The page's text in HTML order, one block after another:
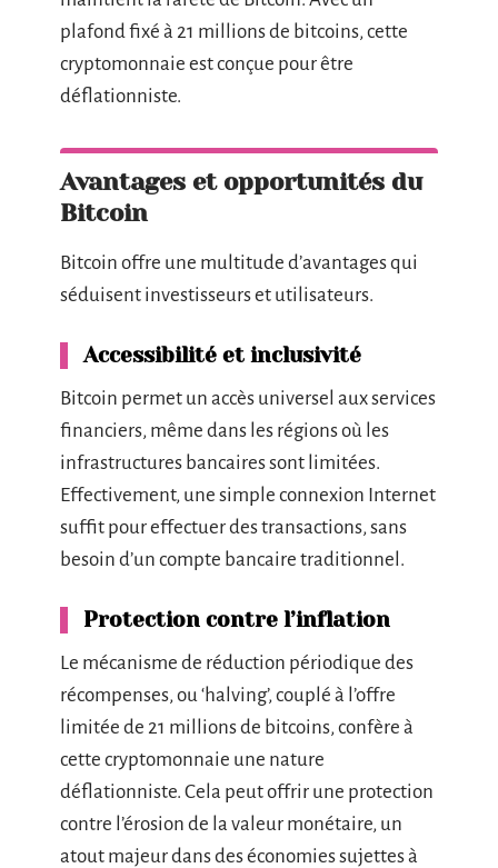
plafond fixé à 21 millions de bitcoins, cette
cryptomonnaie est conçue pour être
déflationniste.
Avantages et opportunités du
Bitcoin
Bitcoin offre une multitude d’avantages qui
séduisent investisseurs et utilisateurs.
Accessibilité et inclusivité
Bitcoin permet un accès universel aux services
financiers, même dans les régions où les
infrastructures bancaires sont limitées.
Effectivement, une simple connexion Internet
suffit pour effectuer des transactions, sans
besoin d’un compte bancaire traditionnel.
Protection contre l’inflation
Le mécanisme de réduction périodique des
récompenses, ou ‘halving’, couplé à l’offre
limitée de 21 millions de bitcoins, confère à
cette cryptomonnaie une nature
déflationniste. Cela peut offrir une protection
contre l’érosion de la valeur monétaire, un
atout majeur dans des économies sujettes à